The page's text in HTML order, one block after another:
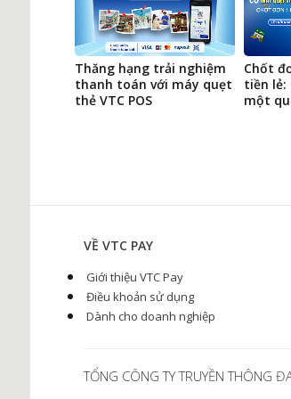
Thăng hạng trải nghiệm
thanh toán với máy quẹt
thẻ VTC POS
Chốt
tiền lẻ:
một
VỀ VTC PAY
Giới thiệu VTC Pay
Điều khoản sử dụng
Dành cho doanh nghiệp
TỔNG CÔNG TY TRUYỀN THÔNG